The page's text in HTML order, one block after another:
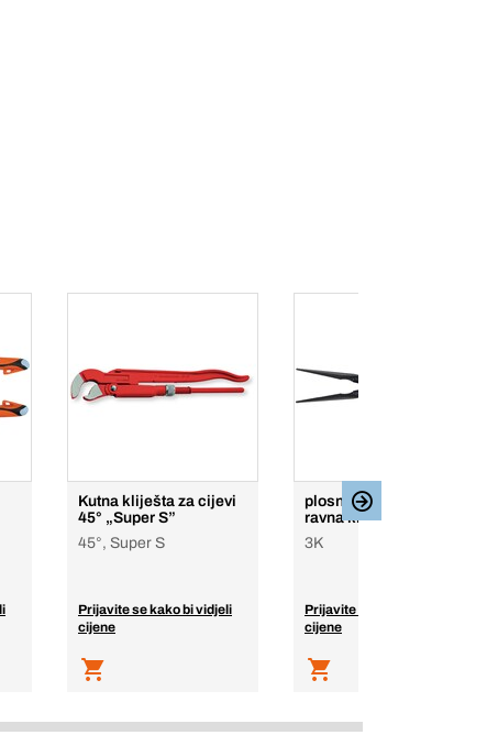
Kutna kliješta za cijevi
45° „Super S”
45°, Super S
Prijavite se kako bi vidjeli
cijene
plosnato zaobljena
ravna kliješta
3K
Prijavite se kako bi vidjeli
cijene